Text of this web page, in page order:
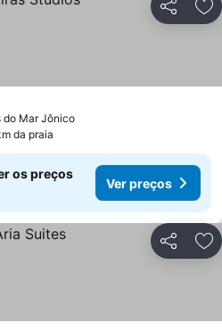
Partilhar
do Mar Jônico
da praia
os preços
Ver preços
Partilhar